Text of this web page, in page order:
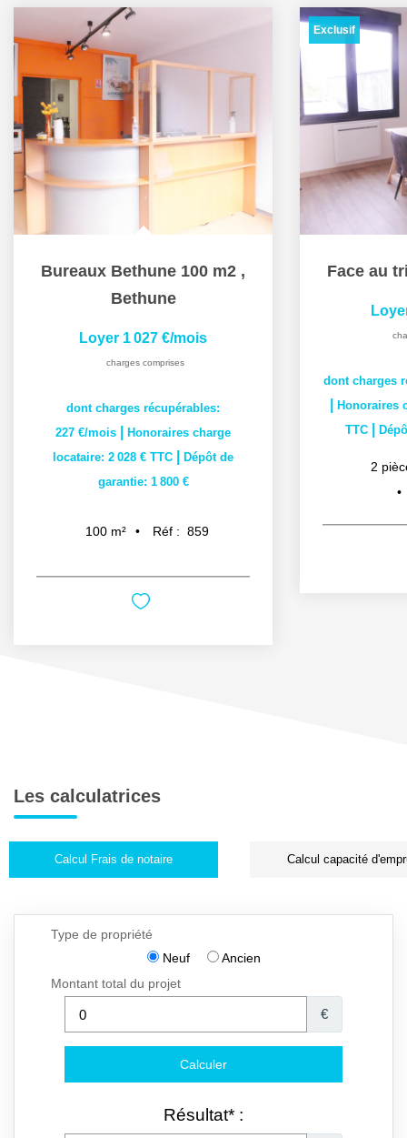
Bureaux Bethune 100 m2 ,
Bethune
Loyer 1 027 €/mois
charges comprises
dont charges récupérables:
227 €/mois
Honoraires charge
locataire: 2 028 € TTC
Dépôt de
garantie: 1 800 €
100 m² Réf : 859
Exclusif
Face au
dont charges
Honoraires
TTC
2
Les calculatrices
Calcul Frais de notaire Calcul capacité